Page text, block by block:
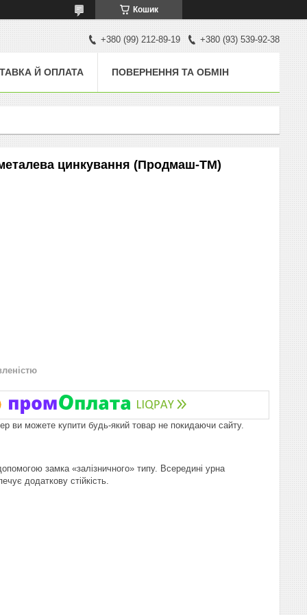
Кошик
+380 (99) 212-89-19 +380 (93) 539-92-38
Й ОПЛАТА ПОВЕРНЕННЯ ТА ОБМІН
цинкування (Продмаш-ТМ)
ви можете купити будь-який товар не покидаючи сайту.
замка «залізничного» типу. Всередині урна
додаткову стійкість.